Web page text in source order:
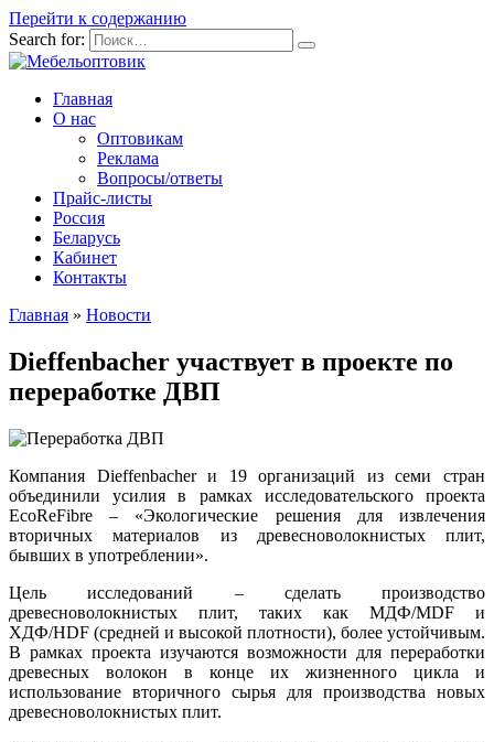
Перейти к содержанию
Search for:
Главная
О нас
Оптовикам
Реклама
Вопросы/ответы
Прайс-листы
Россия
Беларусь
Кабинет
Контакты
Главная » Новости
Dieffenbacher участвует в проекте по
переработке ДВП
Компания Dieffenbacher и 19 организаций из семи стран
объединили усилия в рамках исследовательского проекта
EcoReFibre – «Экологические решения для извлечения
вторичных материалов из древесноволокнистых плит,
бывших в употреблении».
Цель исследований – сделать производство
древесноволокнистых плит, таких как МДФ/MDF и
ХДФ/HDF (средней и высокой плотности), более устойчивым.
В рамках проекта изучаются возможности для переработки
древесных волокон в конце их жизненного цикла и
использование вторичного сырья для производства новых
древесноволокнистых плит.